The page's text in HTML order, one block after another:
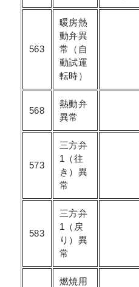
563
暖房熱
動弁異
常（自
動試運
転時）
568
熱動弁
異常
573
三方弁
1（往
き）異
常
583
三方弁
1（戻
り）異
常
燃焼用